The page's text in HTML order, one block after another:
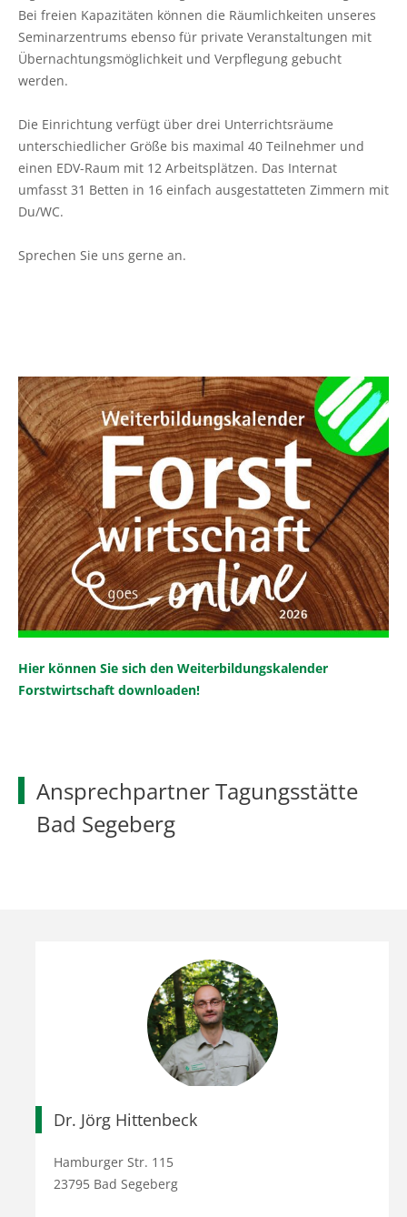
Bei freien Kapazitäten können die Räumlichkeiten unseres
Seminarzentrums ebenso für private Veranstaltungen mit
Übernachtungsmöglichkeit und Verpflegung gebucht
werden.
Die Einrichtung verfügt über drei Unterrichtsräume
unterschiedlicher Größe bis maximal 40 Teilnehmer und
einen EDV-Raum mit 12 Arbeitsplätzen. Das Internat
umfasst 31 Betten in 16 einfach ausgestatteten Zimmern mit
Du/WC.
Sprechen Sie uns gerne an.
Hier können Sie sich den Weiterbildungskalender
Forstwirtschaft downloaden!
Ansprechpartner Tagungsstätte
Bad Segeberg
Dr. Jörg Hittenbeck
Hamburger Str. 115
23795 Bad Segeberg